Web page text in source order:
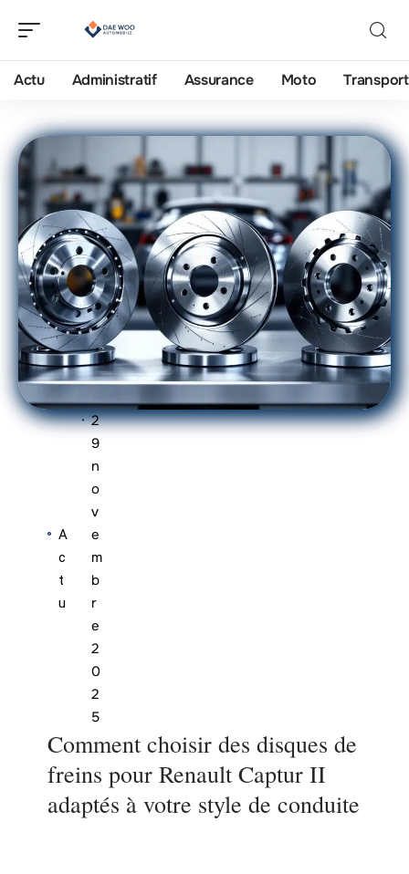
Actu Administratif Assurance Moto Transport
A
c
t
u
2
9
n
o
v
e
m
b
r
e
2
0
2
5
Comment choisir des disques de
freins pour Renault Captur II
adaptés à votre style de conduite